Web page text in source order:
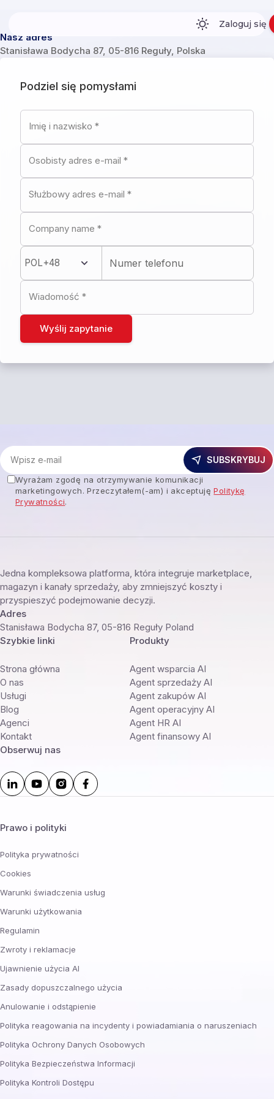
Zaloguj się
Nasz adres
Stanisława Bodycha 87, 05-816 Reguły, Polska
Podziel się pomysłami
Imię i nazwisko *
Osobisty adres e-mail *
Służbowy adres e-mail *
Company name *
Numer telefonu
POL+48
Wiadomość *
Wyślij zapytanie
SUBSKRYBUJ
Wyrażam zgodę na otrzymywanie komunikacji
marketingowych. Przeczytałem(-am) i akceptuję Politykę
Prywatności.
Jedna kompleksowa platforma, która integruje marketplace,
magazyn i kanały sprzedaży, aby zmniejszyć koszty i
przyspieszyć podejmowanie decyzji.
Adres
Stanisława Bodycha 87, 05-816 Reguły Poland
Szybkie linki
Strona główna
O nas
Usługi
Blog
Agenci
Kontakt
Produkty
Agent wsparcia AI
Agent sprzedaży AI
Agent zakupów AI
Agent operacyjny AI
Agent HR AI
Agent finansowy AI
Obserwuj nas
Prawo i polityki
Polityka prywatności
Cookies
Warunki świadczenia usług
Warunki użytkowania
Regulamin
Zwroty i reklamacje
Ujawnienie użycia AI
Zasady dopuszczalnego użycia
Anulowanie i odstąpienie
Polityka reagowania na incydenty i powiadamiania o naruszeniach
Polityka Ochrony Danych Osobowych
Polityka Bezpieczeństwa Informacji
Polityka Kontroli Dostępu